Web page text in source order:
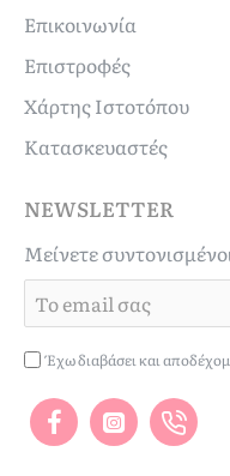
Επικοινωνία
Επιστροφές
Χάρτης Ιστοτόπου
Κατασκευαστές
NEWSLETTER
Μείνετε
email
σας
Έχω διαβάσει και